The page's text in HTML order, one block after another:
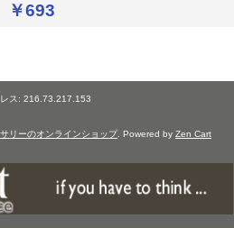
￥693
IPアドレス: 216.73.217.153
リーのオンラインショップ. Powered by Zen Cart